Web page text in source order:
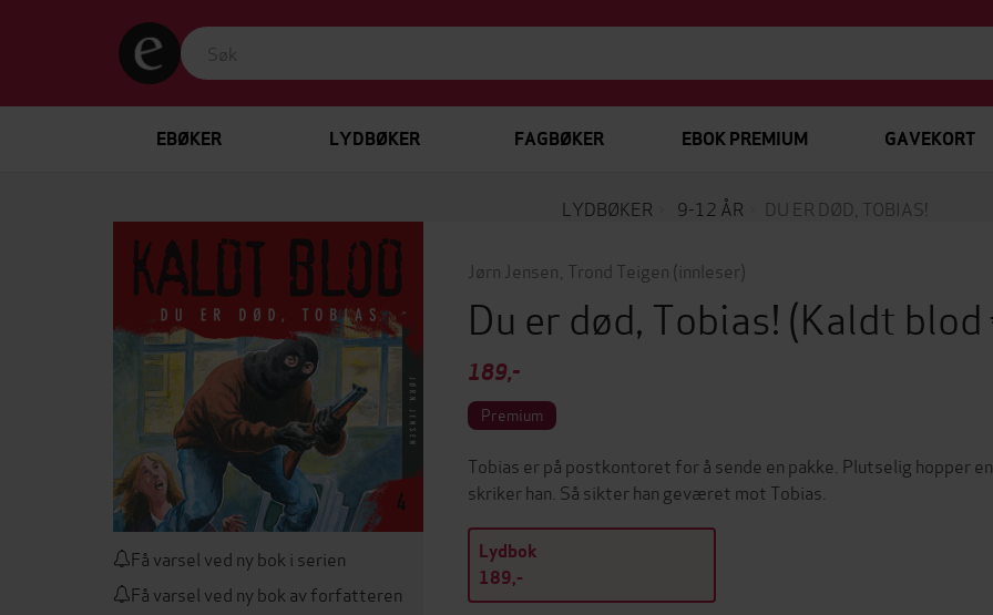
EBØKER LYDBØKER FAGBØKER EBOK PREMIUM GAVEKORT
LYDBØKER 9-12 ÅR DU ER DØD, TOBIAS!
Få varsel ved ny bok i serien
Få varsel ved ny bok av forfatteren
Jørn Jensen Trond Teigen (innleser)
Du er død, Tobias! (Kaldt blod
189,-
Premium
Tobias er på postkontoret for å sende en pakke. Plutselig hopper
skriker han. Så sikter han geværet mot Tobias.
Lydbok
189,-